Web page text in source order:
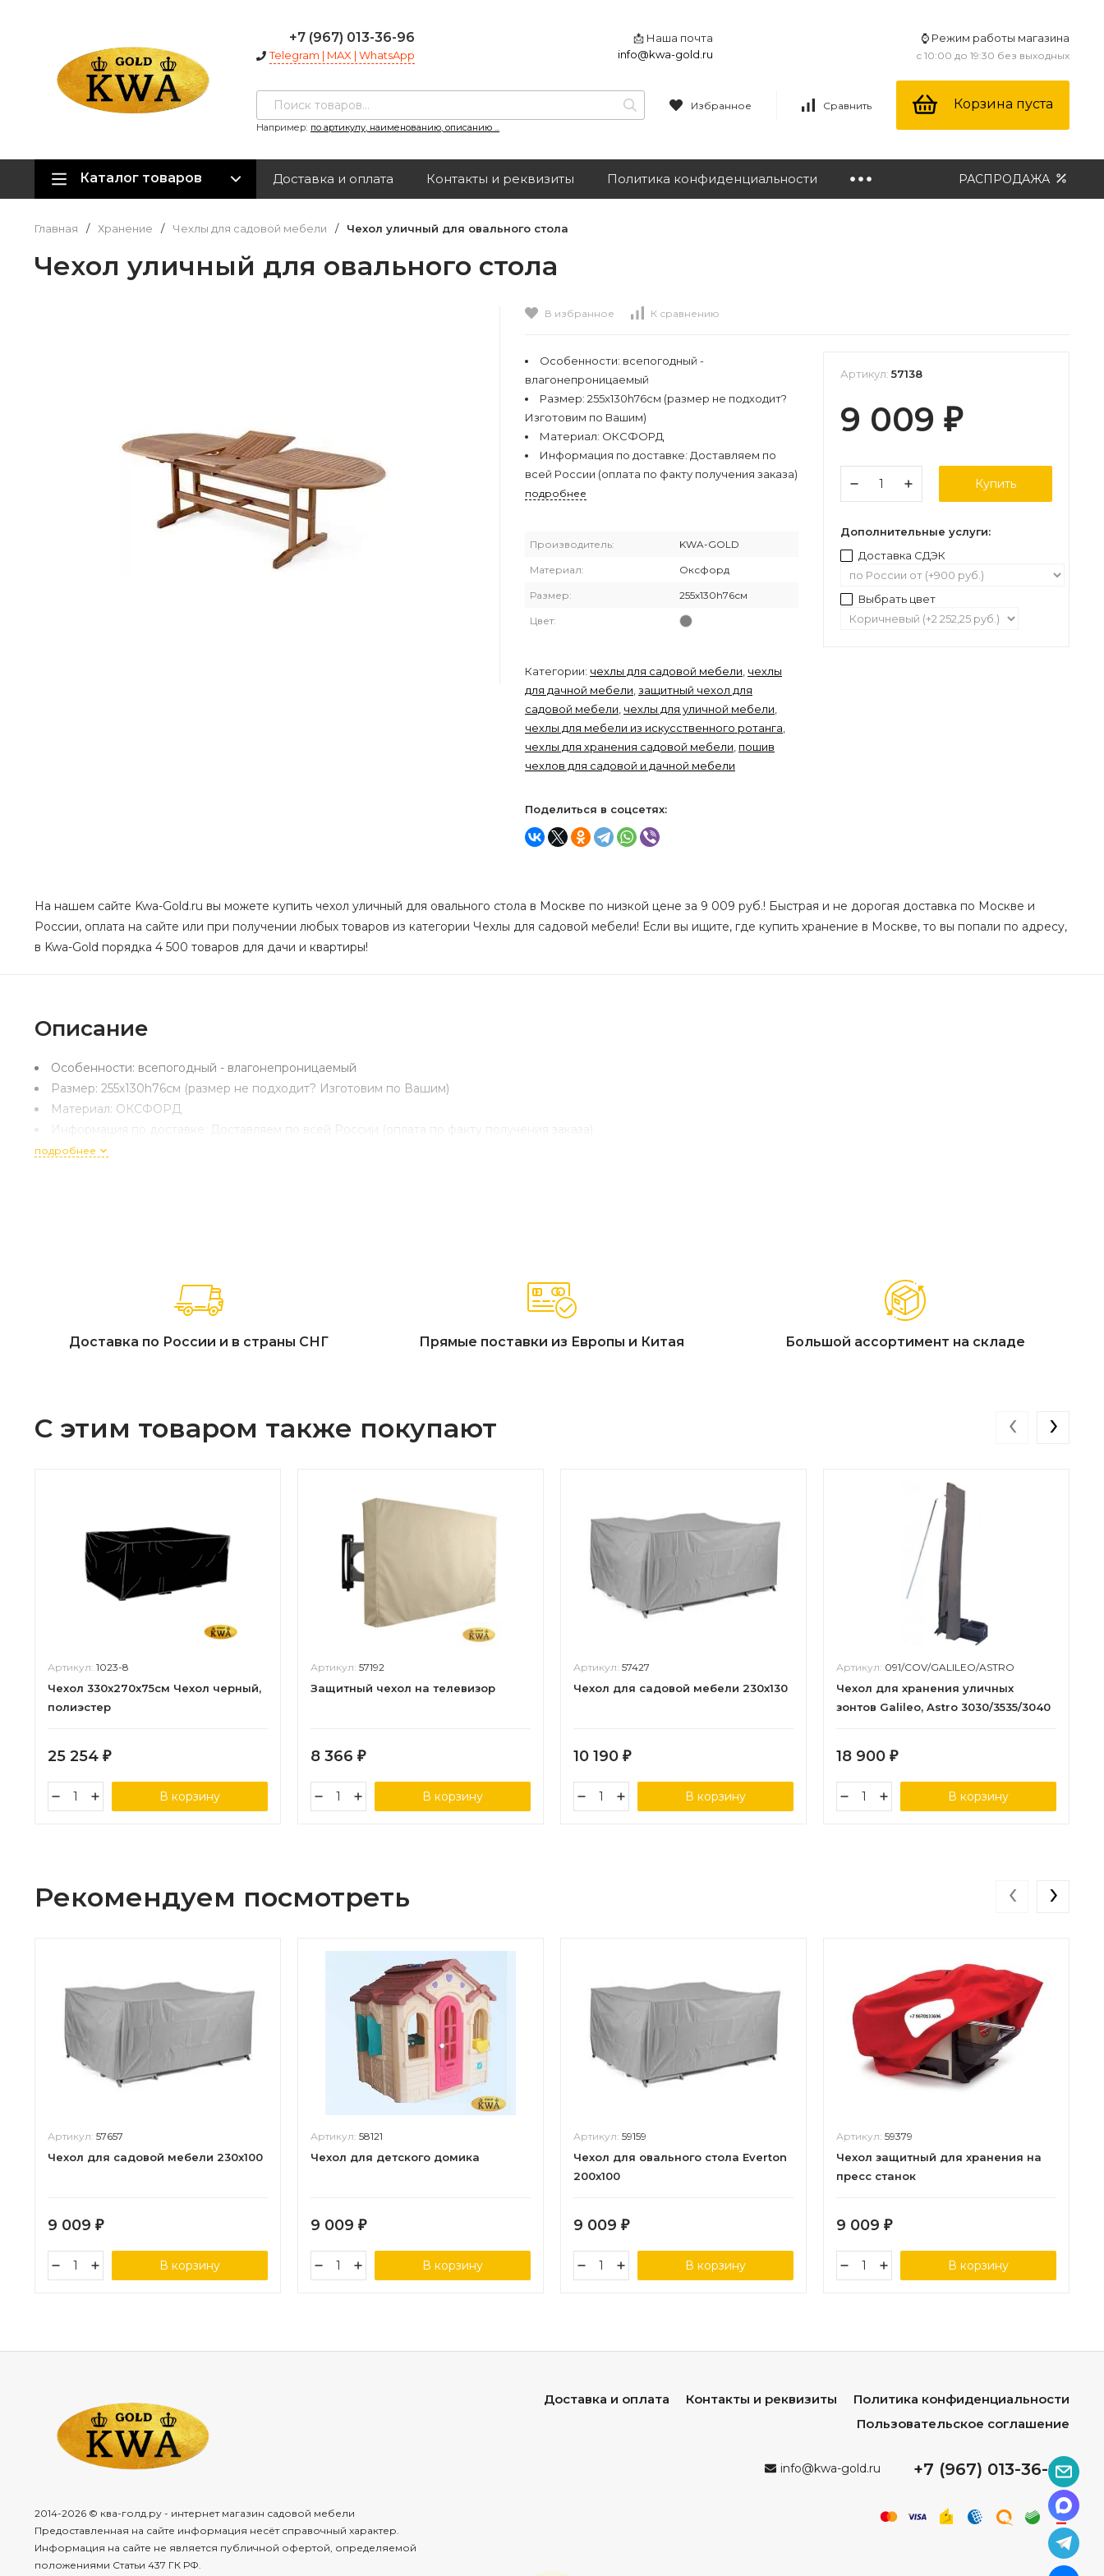
+7 (967) 013-36-96
Telegram | MAX | WhatsApp
📩 Наша почта
info@kwa-gold.ru
⌚ Режим работы магазина
с 10:00 до 19:30 без выходных
Например: по артикулу, наименованию, описанию ...
Избранное Сравнить Корзина пуста
Каталог товаров Доставка и оплата Контакты и реквизиты Политика конфиденциальности РАСПРОДАЖА
Главная / Хранение / Чехлы для садовой мебели / Чехол уличный для овального стола
Чехол уличный для овального стола
В избранное К сравнению
Особенности: всепогодный -
влагонепроницаемый
Размер: 255х130h76см (размер не подходит?
Изготовим по Вашим)
Материал: ОКСФОРД
Информация по доставке: Доставляем по
всей России (оплата по факту получения заказа)
подробнее
Производитель: KWA-GOLD
Материал: Оксфорд
Размер: 255х130h76см
Цвет:
Категории: чехлы для садовой мебели чехлы
для дачной мебели защитный чехол для
садовой мебели чехлы для уличной мебели
чехлы для мебели из искусственного ротанга
чехлы для хранения садовой мебели пошив
чехлов для садовой и дачной мебели
Поделиться в соцсетях:
Артикул: 57138
9 009 ₽
Купить
Дополнительные услуги:
Доставка СДЭК
Выбрать цвет
На нашем сайте Kwa-Gold.ru вы можете купить чехол уличный для овального стола в Москве по низкой цене за 9 009 руб.! Быстрая и не дорогая доставка по Москве и
России, оплата на сайте или при получении любых товаров из категории Чехлы для садовой мебели! Если вы ищите, где купить хранение в Москве, то вы попали по адресу,
в Kwa-Gold порядка 4 500 товаров для дачи и квартиры!
Описание
Особенности: всепогодный - влагонепроницаемый
Размер: 255х130h76см (размер не подходит? Изготовим по Вашим)
Материал: ОКСФОРД
Информация по доставке:
Доставляем по всей России (оплата по факту получения заказа)
подробнее
Доставка по России и в страны СНГ Прямые поставки из Европы и Китая Большой ассортимент на складе
С этим товаром также покупают
Артикул: 1023-8
Чехол 330x270x75см Чехол черный,
полиэстер
25 254 ₽
В корзину
Артикул: 57192
Защитный чехол на телевизор
8 366 ₽
В корзину
Артикул: 57427
Чехол для садовой мебели 230х130
10 190 ₽
В корзину
Артикул: 091/COV/GALILEO/ASTRO
Чехол для хранения уличных
зонтов Galileo, Astro 3030/3535/3040
18 900 ₽
В корзину
‹ ›
Рекомендуем посмотреть
Артикул: 57657
Чехол для садовой мебели 230х100
9 009 ₽
В корзину
Артикул: 58121
Чехол для детского домика
9 009 ₽
В корзину
Артикул: 59159
Чехол для овального стола Everton
200x100
9 009 ₽
В корзину
Артикул: 59379
Чехол защитный для хранения на
пресс станок
9 009 ₽
В корзину
‹ ›
2014-2026 © ква-голд.ру - интернет магазин садовой мебели
Предоставленная на сайте информация несёт справочный характер.
Информация на сайте не является публичной офертой, определяемой
положениями Статьи 437 ГК РФ.
Доставка и оплата Контакты и реквизиты
Политика конфиденциальности
Пользовательское соглашение
info@kwa-gold.ru +7 (967) 013-36-96